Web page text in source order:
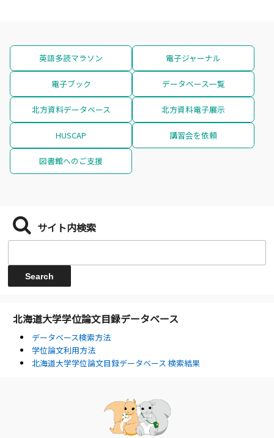
英語多読マラソン 電子ジャーナル
電子ブック データベース一覧
北方資料データベース 北方資料電子展示
HUSCAP 講習会を依頼
図書館へのご支援
サイト内検索
北海道大学学位論文目録データベース
データベース検索方法
学位論文利用方法
北海道大学学位論文目録データベース 検索結果